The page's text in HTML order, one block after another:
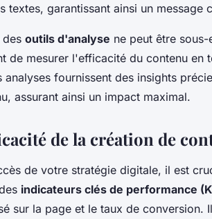
textes, garantissant ainsi un message
outils d'analyse ne peut être
de mesurer l'efficacité du contenu
analyses fournissent des insights
assurant ainsi un impact maximal.
de la création de
de votre stratégie digitale, il est
indicateurs clés de performance
sur la page et le taux de conversion.